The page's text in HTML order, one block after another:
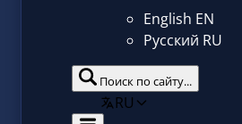
English EN
Русский RU
Поиск по сайту...
RU